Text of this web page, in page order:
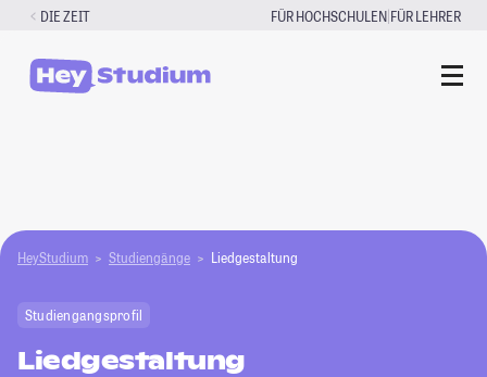
Zum
springen
DIE ZEIT FÜR HOCHSCHULEN|FÜR LEHRER
HeyStudium Studiengänge Liedgestaltung
Studiengangsprofil
Liedgestaltung